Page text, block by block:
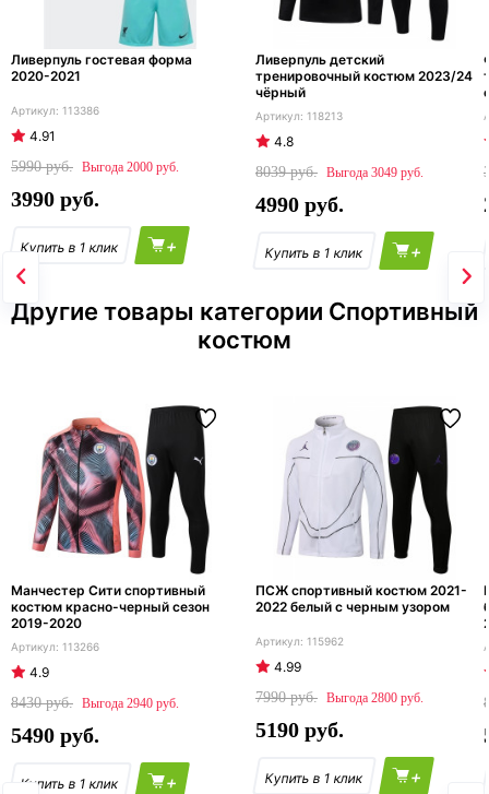
Ливерпуль гостевая форма
2020-2021
113386
4.91
5990
2000
3990
+
Ливерпуль детский
тренировочный костюм 2023/24
чёрный
118213
4.8
8039
3049
4990
+
Другие товары категории Спортивный
костюм
Манчестер Сити спортивный
костюм красно-черный сезон
2019-2020
113266
4.9
8430
2940
5490
+
ПСЖ спортивный костюм 2021-
2022 белый с черным узором
115962
4.99
7990
2800
5190
+